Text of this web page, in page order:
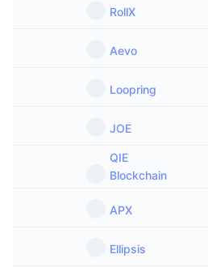
NFT-Statistiken insgesamt
Anstehende Verkäufe
RollX
Aevo
Loopring
JOE
QIE
Blockchain
APX
Ellipsis